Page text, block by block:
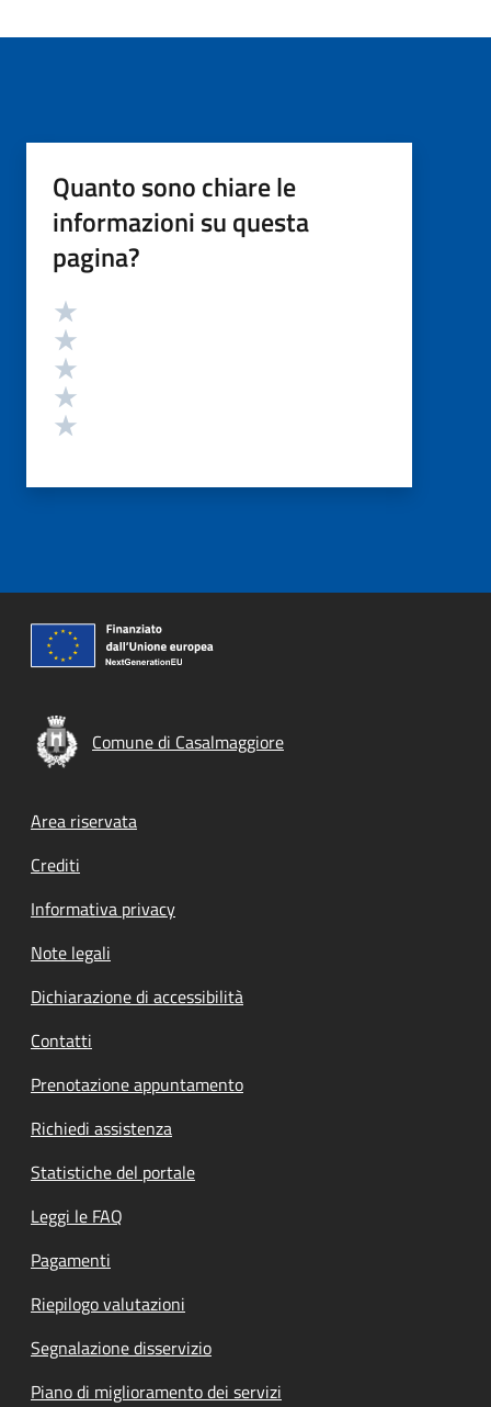
Quanto sono chiare le
informazioni su questa
pagina?
Valutazione
Comune di Casalmaggiore
Footer menu
Area riservata
Crediti
Informativa privacy
Note legali
Dichiarazione di accessibilità
Contatti
Prenotazione appuntamento
Richiedi assistenza
Statistiche del portale
Leggi le FAQ
Pagamenti
Riepilogo valutazioni
Segnalazione disservizio
Piano di miglioramento dei servizi